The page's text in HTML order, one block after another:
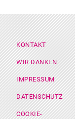
Footer
KONTAKT
WIR DANKEN
IMPRESSUM
DATENSCHUTZ
COOKIE-